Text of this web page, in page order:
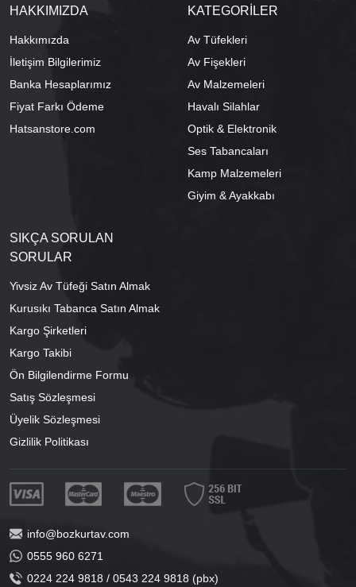
HAKKIMIZDA
Hakkımızda
İletişim Bilgilerimiz
Banka Hesaplarımız
Fiyat Farkı Ödeme
Hatsanstore.com
KATEGORİLER
Av Tüfekleri
Av Fişekleri
Av Malzemeleri
Havalı Silahlar
Optik & Elektronik
Ses Tabancaları
Kamp Malzemeleri
Giyim & Ayakkabı
SIKÇA SORULAN
SORULAR
Yivsiz Av Tüfeği Satın Almak
Kurusıkı Tabanca Satın Almak
Kargo Şirketleri
Kargo Takibi
Ön Bilgilendirme Formu
Satış Sözleşmesi
Üyelik Sözleşmesi
Gizlilik Politikası
info@bozkurtav.com
0555 960 6271
0224 224 9818 / 0543 224 9818 (pbx)